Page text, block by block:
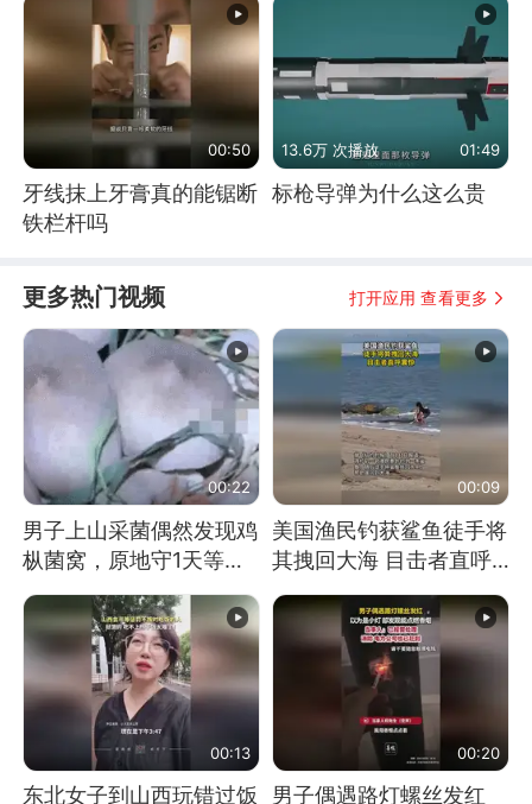
00:50
牙线抹上牙膏真的能锯断
铁栏杆吗
13.6万 次播放 01:49
标枪导弹为什么这么贵
更多热门视频 打开应用 查看更多
00:22
男子上山采菌偶然发现鸡
枞菌窝，原地守1天等它
长大：挖了140多朵
00:09
美国渔民钓获鲨鱼徒手将
其拽回大海 目击者直呼
震惊 （视频来源：参考
消息）
00:13
东北女子到山西玩错过饭
00:20
男子偶遇路灯螺丝发红